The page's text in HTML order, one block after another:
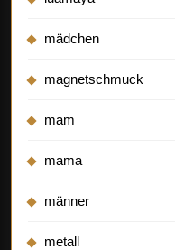
mädchen
magnetschmuck
mam
mama
männer
metall